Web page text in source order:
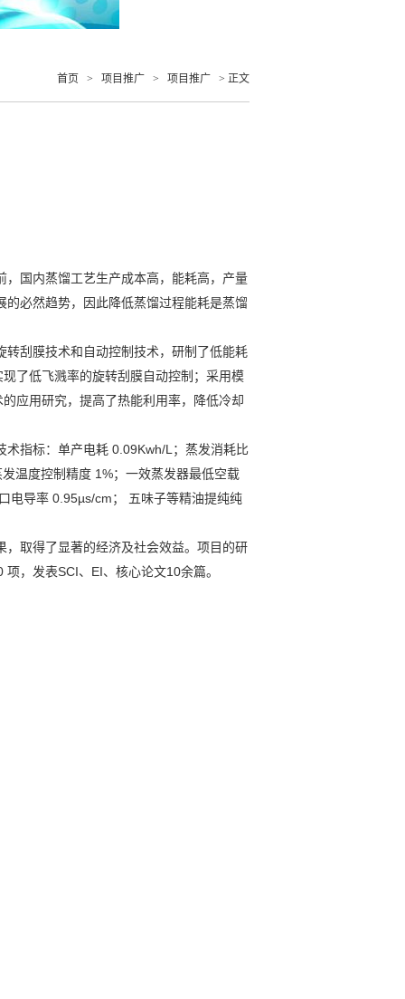
首页 > 项目推广 > 项目推广 > 正文
国内蒸馏工艺生产成本高，能耗高，产量
必然趋势，因此降低蒸馏过程能耗是蒸馏
刮膜技术和自动控制技术，研制了低能耗
了低飞溅率的旋转刮膜自动控制；采用模
应用研究，提高了热能利用率，降低冷却
指标：单产电耗 0.09Kwh/L；蒸发消耗比
温度控制精度 1%；一效蒸发器最低空载
电导率 0.95µs/cm； 五味子等精油提纯纯
取得了显著的经济及社会效益。项目的研
，发表SCI、EI、核心论文10余篇。